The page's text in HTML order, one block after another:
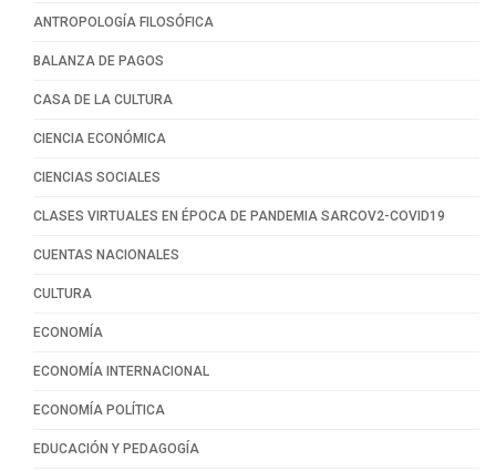
ANTROPOLOGÍA FILOSÓFICA
BALANZA DE PAGOS
CASA DE LA CULTURA
CIENCIA ECONÓMICA
CIENCIAS SOCIALES
CLASES VIRTUALES EN ÉPOCA DE PANDEMIA SARCOV2-COVID19
CUENTAS NACIONALES
CULTURA
ECONOMÍA
ECONOMÍA INTERNACIONAL
ECONOMÍA POLÍTICA
EDUCACIÓN Y PEDAGOGÍA